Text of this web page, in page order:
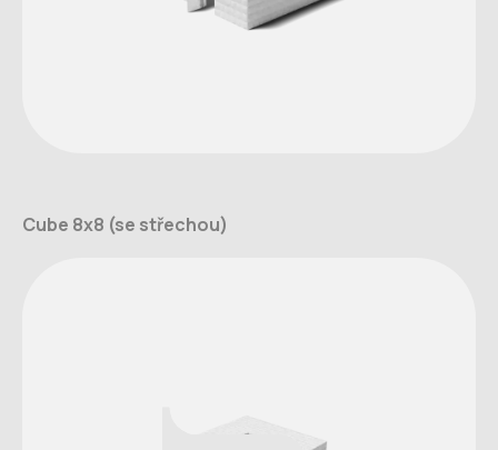
Cube 8x8 (se střechou)